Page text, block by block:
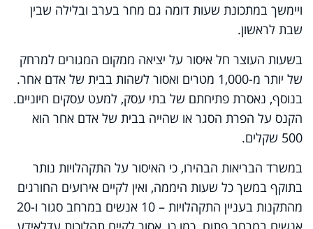
ויימשך במתכונת שעות דומה גם מחר בערב ובלילה שבין
שבת לראשון.
בשעות העוצר חל איסור על יציאה ממקום המגורים למרחק
של יותר מ-1,000 מטרים ואסור לשהות בבית של אדם אחר.
בנוסף, נאסרת פתיחתם של בתי עסק, למעט עסקים חיוניים.
הקנס על הפרת הסגר או שהייה בבית של אדם אחר הוא
500 שקלים.
במשרד הבריאות הבהירו, כי האיסור על התקהלויות נותר
בתוקף במשך כל שעות היממה, ואין לקיים אירועים החורגים
מהתקנות בעניין התקהלויות – 10 אנשים במרחב סגור ו-20